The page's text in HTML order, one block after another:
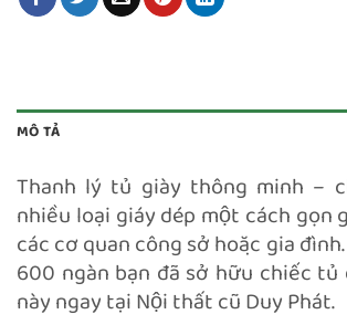
MÔ TẢ
Thanh lý tủ giày thông minh –
nhiều loại giáy dép một cách gọn
các cơ quan công sở hoặc gia
600 ngàn bạn đã sở hữu chiếc
này ngay tại Nội thất cũ Duy Phát.